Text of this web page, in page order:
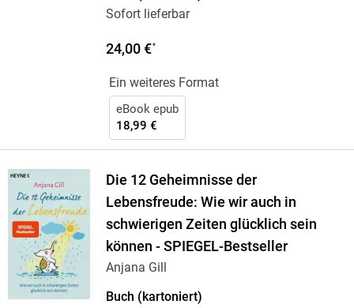
Sofort lieferbar
24,00 €*
Ein weiteres Format
eBook epub
18,99 €
Die 12 Geheimnisse der
Lebensfreude: Wie wir auch in
schwierigen Zeiten glücklich sein
können - SPIEGEL-Bestseller
Anjana Gill
Buch (kartoniert)